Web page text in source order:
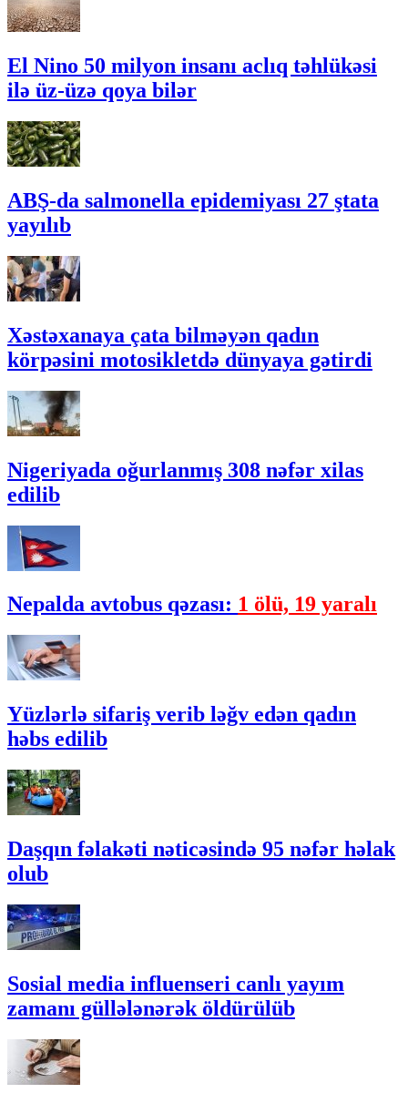
El Nino 50 milyon insanı aclıq təhlükəsi
ilə üz-üzə qoya bilər
ABŞ-da salmonella epidemiyası 27 ştata
yayılıb
Xəstəxanaya çata bilməyən qadın
körpəsini motosikletdə dünyaya gətirdi
Nigeriyada oğurlanmış 308 nəfər xilas
edilib
Nepalda avtobus qəzası: 1 ölü, 19 yaralı
Yüzlərlə sifariş verib ləğv edən qadın
həbs edilib
Daşqın fəlakəti nəticəsində 95 nəfər həlak
olub
Sosial media influenseri canlı yayım
zamanı güllələnərək öldürülüb